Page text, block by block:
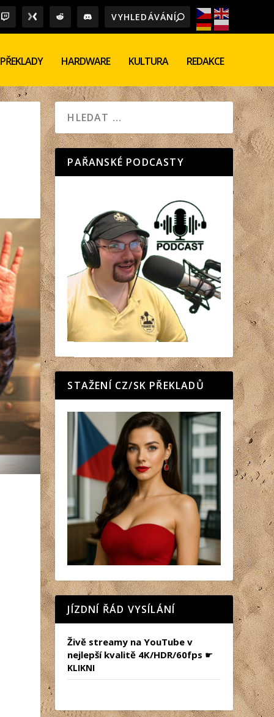
PŘEKLADY HARDWARE KULTURA REDAKCE
PAŘANSKÉ PODCASTY
STAŽENÍ CZ/SK PŘEKLADŮ
JÍZDNÍ ŘÁD VYSÍLÁNÍ
Živě streamy na YouTube v
nejlepší kvalitě 4K/HDR/60fps ☛
KLIKNI